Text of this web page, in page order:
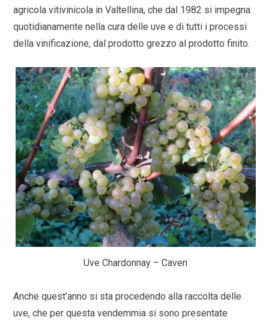
agricola vitivinicola in Valtellina, che dal 1982 si impegna
quotidianamente nella cura delle uve e di tutti i processi
della vinificazione, dal prodotto grezzo al prodotto finito.
Uve Chardonnay – Caven
Anche quest’anno si sta procedendo alla raccolta delle
uve, che per questa vendemmia si sono presentate